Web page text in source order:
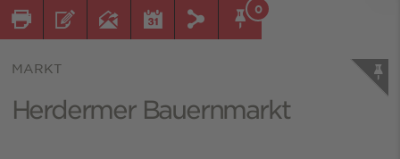
0
MARKT
Herdermer Bauernmarkt